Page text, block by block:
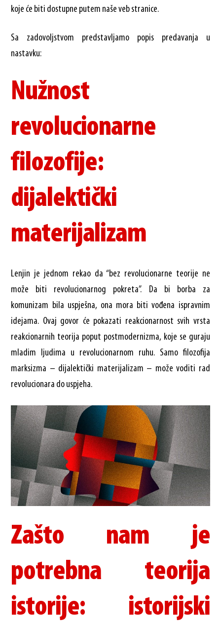
koje će biti dostupne putem naše veb stranice.
Sa zadovoljstvom predstavljamo popis predavanja u
nastavku:
Nužnost
revolucionarne
filozofije:
dijalektički
materijalizam
Lenjin je jednom rekao da “bez revolucionarne teorije ne
može biti revolucionarnog pokreta”. Da bi borba za
komunizam bila uspješna, ona mora biti vođena ispravnim
idejama. Ovaj govor će pokazati reakcionarnost svih vrsta
reakcionarnih teorija poput postmodernizma, koje se guraju
mladim ljudima u revolucionarnom ruhu. Samo filozofija
marksizma – dijalektički materijalizam – može voditi rad
revolucionara do uspjeha.
Zašto nam je
potrebna teorija
istorije: istorijski